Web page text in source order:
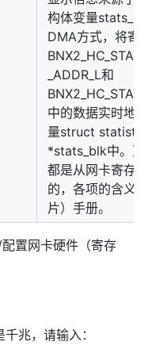
构体变量
DMA方式，将寄
_ADDR_L和
中的数据实时地
量struct
*stats_blk中。）
都是从网卡寄存
的，各项的含义
片）手册。
置网卡硬件（寄存
兆，请输入：